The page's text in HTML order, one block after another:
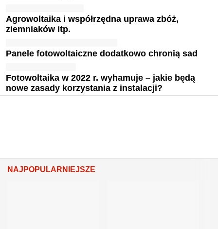
Agrowoltaika i współrzędna uprawa zbóż,
ziemniaków itp.
Panele fotowoltaiczne dodatkowo chronią sad
Fotowoltaika w 2022 r. wyhamuje – jakie będą
nowe zasady korzystania z instalacji?
NAJPOPULARNIEJSZE